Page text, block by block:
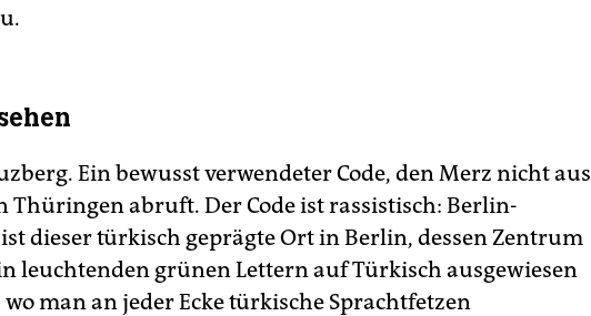
Ein bewusst verwendeter Code, den Merz nicht aus
Thüringen abruft. Der Code ist rassistisch: Berlin-
dieser türkisch geprägte Ort in Berlin, dessen Zentrum
leuchtenden grünen Lettern auf Türkisch ausgewiesen
man an jeder Ecke türkische Sprachtfetzen